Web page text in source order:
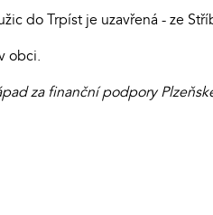
do Trpíst je uzavřená - ze
obci.
za finanční podpory